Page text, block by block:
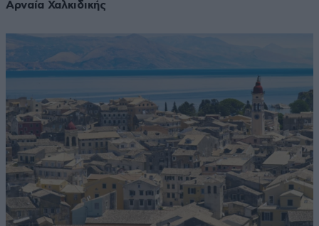
Αρναία Χαλκιδικής